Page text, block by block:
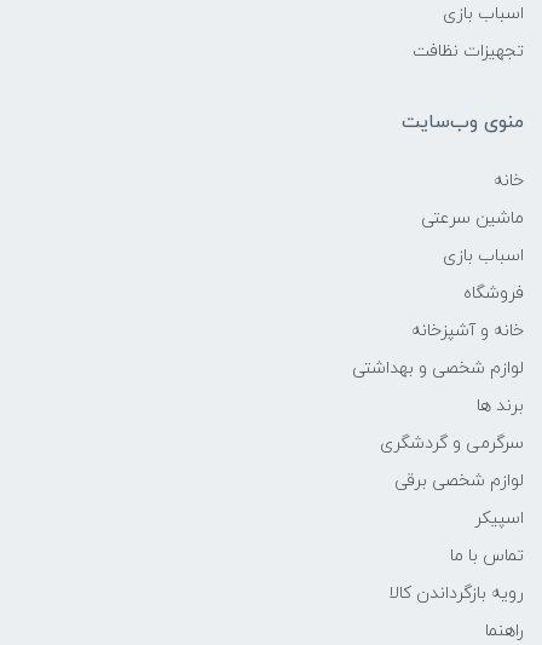
اسباب بازی
تجهیزات نظافت
منوی وب‌سایت
خانه
ماشین سرعتی
اسباب بازی
فروشگاه
خانه و آشپزخانه
لوازم شخصی و بهداشتی
برند ها
سرگرمی و گردشگری
لوازم شخصی برقی
اسپیکر
تماس با ما
رویه بازگرداندن کالا
راهنما